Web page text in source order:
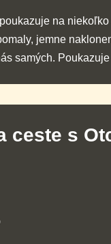
na
jemne
samých.
ceste s